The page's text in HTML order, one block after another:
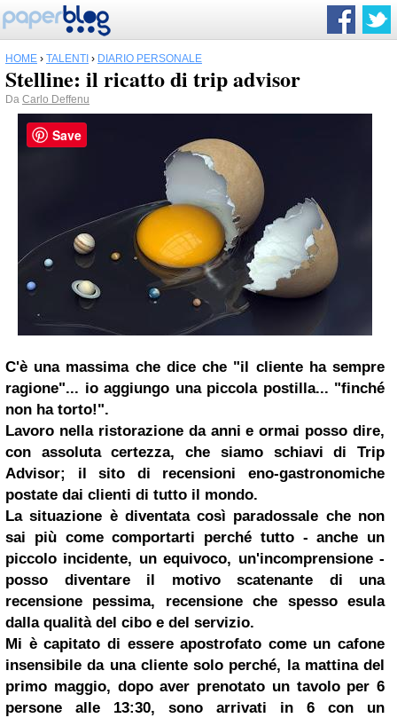
HOME › TALENTI › DIARIO PERSONALE
Stelline: il ricatto di trip advisor
Da Carlo Deffenu
C'è una massima che dice che "il cliente ha sempre
ragione"... io aggiungo una piccola postilla... "finché
non ha torto!".
Lavoro nella ristorazione da anni e ormai posso dire,
con assoluta certezza, che siamo schiavi di Trip
Advisor; il sito di recensioni eno-gastronomiche
postate dai clienti di tutto il mondo.
La situazione è diventata così paradossale che non
sai più come comportarti perché tutto - anche un
piccolo incidente, un equivoco, un'incomprensione -
posso diventare il motivo scatenante di una
recensione pessima, recensione che spesso esula
dalla qualità del cibo e del servizio.
Mi è capitato di essere apostrofato come un cafone
insensibile da una cliente solo perché, la mattina del
primo maggio, dopo aver prenotato un tavolo per 6
persone alle 13:30, sono arrivati in 6 con un
Save